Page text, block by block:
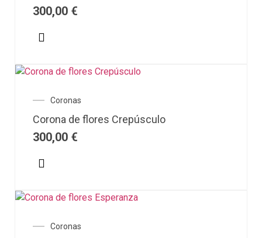
300,00 €
Coronas
Corona de flores Crepúsculo
300,00 €
Coronas